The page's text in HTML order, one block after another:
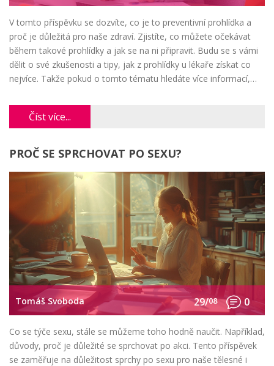
V tomto příspěvku se dozvíte, co je to preventivní prohlídka a
proč je důležitá pro naše zdraví. Zjistíte, co můžete očekávat
během takové prohlídky a jak se na ni připravit. Budu se s vámi
dělit o své zkušenosti a tipy, jak z prohlídky u lékaře získat co
nejvíce. Takže pokud o tomto tématu hledáte více informací,
Číst více...
PROČ SE SPRCHOVAT PO SEXU?
Tomáš Svoboda 29/08 0
Co se týče sexu, stále se můžeme toho hodně naučit. Například,
důvody, proč je důležité se sprchovat po akci. Tento příspěvek
se zaměřuje na důležitost sprchy po sexu pro naše tělesné i